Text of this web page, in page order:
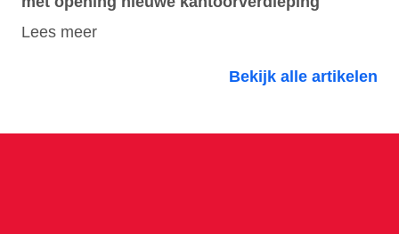
Lees meer
Bekijk alle artikelen